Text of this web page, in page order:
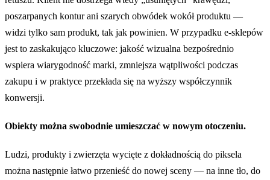
poszarpanych kontur ani szarych obwódek wokół produktu —
widzi tylko sam produkt, tak jak powinien. W przypadku e-sklepów
jest to zaskakująco kluczowe: jakość wizualna bezpośrednio
wspiera wiarygodność marki, zmniejsza wątpliwości podczas
zakupu i w praktyce przekłada się na wyższy współczynnik
konwersji.
Obiekty można swobodnie umieszczać w nowym otoczeniu.
Ludzi, produkty i zwierzęta wycięte z dokładnością do piksela
można następnie łatwo przenieść do nowej sceny — na inne tło, do